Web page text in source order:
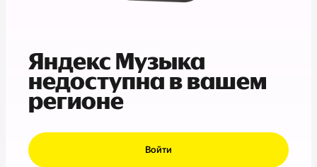
Яндекс Музыка
недоступна в вашем
регионе
Войти